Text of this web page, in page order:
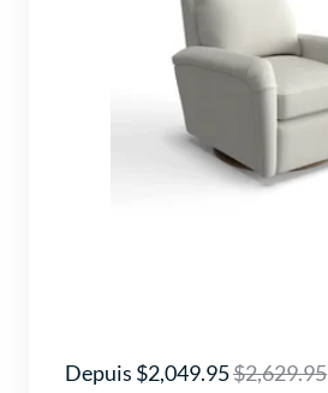
Depuis $2,049.95$2,629.95